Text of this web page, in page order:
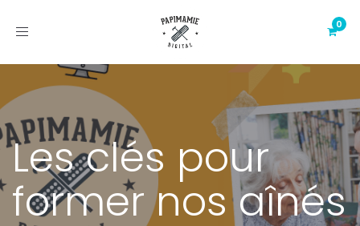
Toggle
Les clés pour
former nos aînés